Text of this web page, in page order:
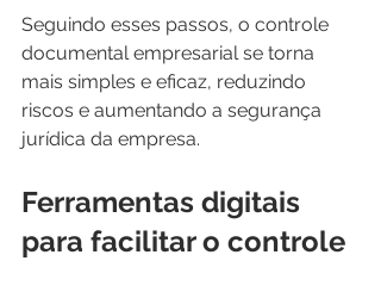
Seguindo esses passos, o controle
documental empresarial se torna
mais simples e eficaz, reduzindo
riscos e aumentando a segurança
jurídica da empresa.
Ferramentas digitais
para facilitar o controle